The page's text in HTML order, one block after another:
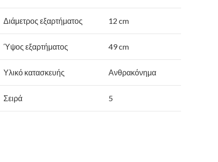
Διάμετρος εξαρτήματος 12 cm
Ύψος εξαρτήματος 49 cm
Υλικό κατασκευής Ανθρακόνημα
Σειρά 5